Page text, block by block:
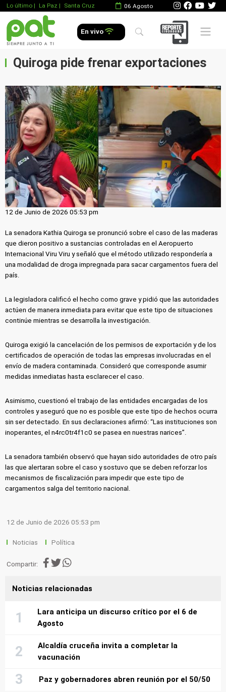
Lo último | La Paz | Santa Cruz 06 Agosto
En vivo Mobile
Quiroga pide frenar exportaciones
12 de Junio de 2026 05:53 pm
La senadora Kathia Quiroga se pronunció sobre el caso de las maderas
que dieron positivo a sustancias controladas en el Aeropuerto
Internacional Viru Viru y señaló que el método utilizado respondería a
una modalidad de droga impregnada para sacar cargamentos fuera del
país.
La legisladora calificó el hecho como grave y pidió que las autoridades
actúen de manera inmediata para evitar que este tipo de situaciones
continúe mientras se desarrolla la investigación.
Quiroga exigió la cancelación de los permisos de exportación y de los
certificados de operación de todas las empresas involucradas en el
envío de madera contaminada. Consideró que corresponde asumir
medidas inmediatas hasta esclarecer el caso.
Asimismo, cuestionó el trabajo de las entidades encargadas de los
controles y aseguró que no es posible que este tipo de hechos ocurra
sin ser detectado. En sus declaraciones afirmó: “Las instituciones son
inoperantes, el n4rc0tr4f1c0 se pasea en nuestras narices”.
La senadora también observó que hayan sido autoridades de otro país
las que alertaran sobre el caso y sostuvo que se deben reforzar los
mecanismos de fiscalización para impedir que este tipo de
cargamentos salga del territorio nacional.
12 de Junio de 2026 05:53 pm
Noticias Política
Compartir:
Noticias relacionadas
Lara anticipa un discurso crítico por el 6 de
Agosto
Alcaldía cruceña invita a completar la
vacunación
Paz y gobernadores abren reunión por el 50/50